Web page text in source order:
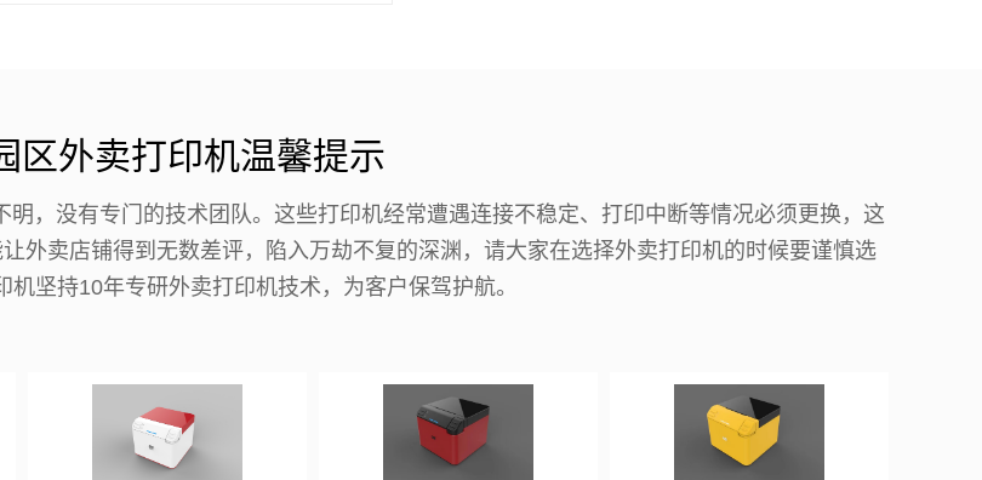
区外卖打印机温馨提示
，没有专门的技术团队。这些打印机经常遭遇连接不稳定、打印中断等情况必须更换，这
外卖店铺得到无数差评，陷入万劫不复的深渊，请大家在选择外卖打印机的时候要谨慎选
机坚持10年专研外卖打印机技术，为客户保驾护航。